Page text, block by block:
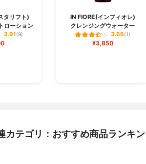
タリフト)
ローション
3.91(9)
IN FIORE(インフィオレ)
クレンジングウォーター
3.66(1)
¥3,850
カテゴリ：おすすめ商品ランキン